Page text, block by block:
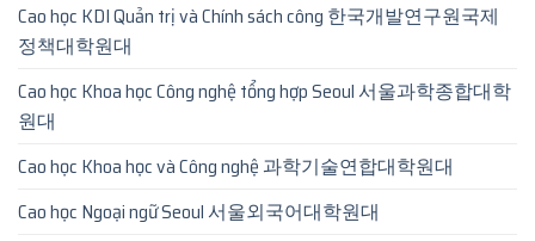
Cao học KDI Quản trị và Chính sách công 한국개발연구원국제
정책대학원대
Cao học Khoa học Công nghệ tổng hợp Seoul 서울과학종합대학
원대
Cao học Khoa học và Công nghệ 과학기술연합대학원대
Cao học Ngoại ngữ Seoul 서울외국어대학원대